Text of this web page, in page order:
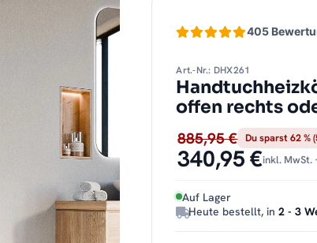
405
Art.-Nr.: DHX261
offen rechts
885,95 € Du sparst 62 %
340,95 €inkl. MwSt.
Auf Lager
Heute bestellt, in2 - 3